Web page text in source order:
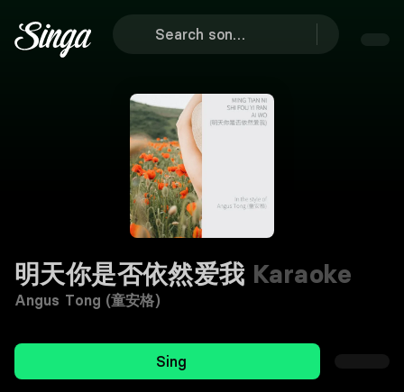
明天你是否依然爱我 Karaoke
Angus Tong (童安格)
Sing